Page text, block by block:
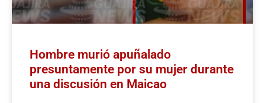
Hombre murió apuñalado
presuntamente por su mujer durante
una discusión en Maicao